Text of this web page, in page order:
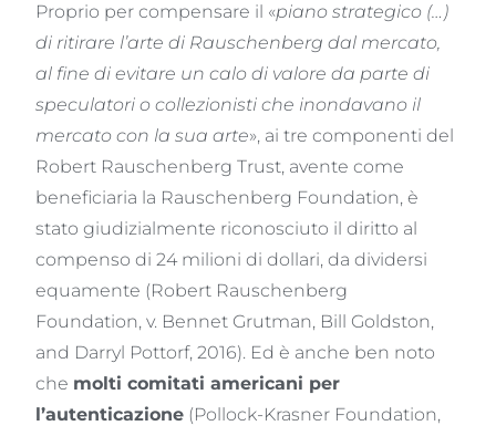
Proprio per compensare il «piano strategico (…)
di ritirare l’arte di Rauschenberg dal mercato,
al fine di evitare un calo di valore da parte di
speculatori o collezionisti che inondavano il
mercato con la sua arte», ai tre componenti del
Robert Rauschenberg Trust, avente come
beneficiaria la Rauschenberg Foundation, è
stato giudizialmente riconosciuto il diritto al
compenso di 24 milioni di dollari, da dividersi
equamente (Robert Rauschenberg
Foundation, v. Bennet Grutman, Bill Goldston,
and Darryl Pottorf, 2016). Ed è anche ben noto
che molti comitati americani per
l’autenticazione (Pollock-Krasner Foundation,